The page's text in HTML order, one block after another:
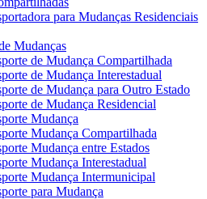
para Mudanças Residenciais
Mudanças
de Mudança Compartilhada
de Mudança Interestadual
de Mudança para Outro Estado
de Mudança Residencial
Mudança
Mudança Compartilhada
Mudança entre Estados
Mudança Interestadual
Mudança Intermunicipal
para Mudança